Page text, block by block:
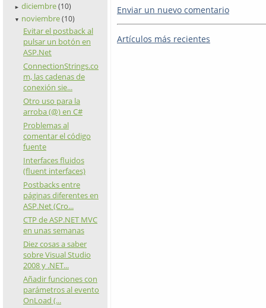
► diciembre (10)
▼ noviembre (10)
Evitar el postback al
pulsar un botón en
ASP.Net
ConnectionStrings.co
m, las cadenas de
conexión sie...
Otro uso para la
arroba (@) en C#
Problemas al
comentar el código
fuente
Interfaces fluidos
(fluent interfaces)
Postbacks entre
páginas diferentes en
ASP.Net (Cro...
CTP de ASP.NET MVC
en unas semanas
Diez cosas a saber
sobre Visual Studio
2008 y .NET...
Añadir funciones con
parámetros al evento
OnLoad (...
Enviar un nuevo comentario
Artículos más recientes